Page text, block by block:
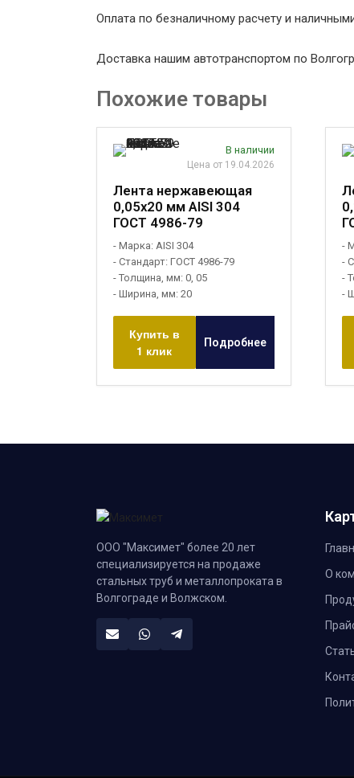
Оплата по безналичному расчету и
Доставка нашим автотранспортом по
Похожие товары
В наличии
Цена от 19.04.2026
Лента нержавеющая
0,05х20 мм AISI 304
ГОСТ 4986-79
- Марка: AISI 304
- Стандарт: ГОСТ 4986-79
- Толщина, мм: 0, 05
- Ширина, мм: 20
Купить в
1 клик
Подробнее
-
-
-
-
ООО "Максимет" более 20 лет
специализируется на продаже
стальных труб и металлопроката в
Волгограде и Волжском.
О